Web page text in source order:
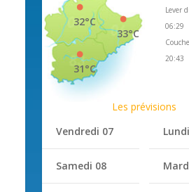
33°C
32°C
31°C
Lever
06:29
20:43
Les prévisions
Vendredi 07
Samedi 08